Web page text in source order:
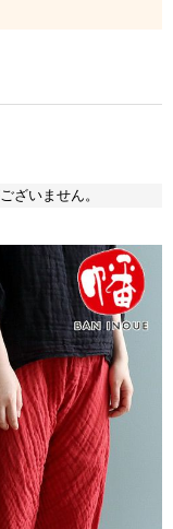
ざいません。